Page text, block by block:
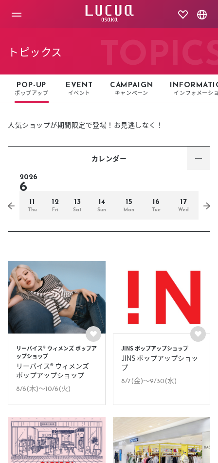
トピックス
POP-UP
ポップアップ
EVENT
イベント
CAMPAIGN
キャンペーン インフォメーシ
人気ショップが期間限定で登場！お見逃しなく！
カレンダー
2026
6
11
Thu
12
Fri
13
Sat
14
Sun
15
Mon
16
Tue
17
Wed
リーバイス® ウィメンズ ポップア
ップショップ
リーバイス® ウィメンズ
ポップアップショップ
8/6(木)〜10/6(火)
JINS ポップアップショップ
JINS ポップアップショッ
プ
8/7(金)〜9/30(水)